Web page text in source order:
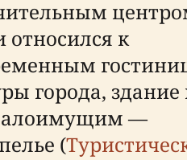
относился к
города, здание
—
(